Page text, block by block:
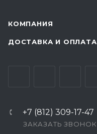
КОМПАНИЯ
ДОСТАВКА И ОПЛАТА
+7 (812) 309-17-47
ЗАКАЗАТЬ ЗВОНОК